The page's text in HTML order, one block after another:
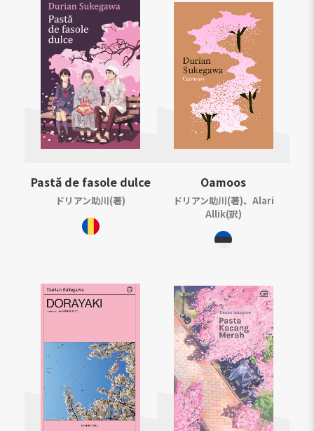
Pastă de fasole dulce
ドリアン助川(著)
Oamoos
ドリアン助川(著)、Alari
Allik(訳)